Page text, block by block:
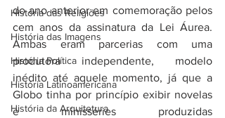
História das Religiões
História das Imagens
História Política
História Latinoamericana
História da Arquitetura
do ano anterior em comemoração pelos
cem anos da assinatura da Lei Áurea.
Ambas eram parcerias com uma
produtora independente, modelo
inédito até aquele momento, já que a
Globo tinha por princípio exibir novelas
e minisséries produzidas